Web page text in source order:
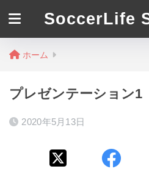
SoccerLife
ホーム
プレゼンテーション1
2020年5月13日